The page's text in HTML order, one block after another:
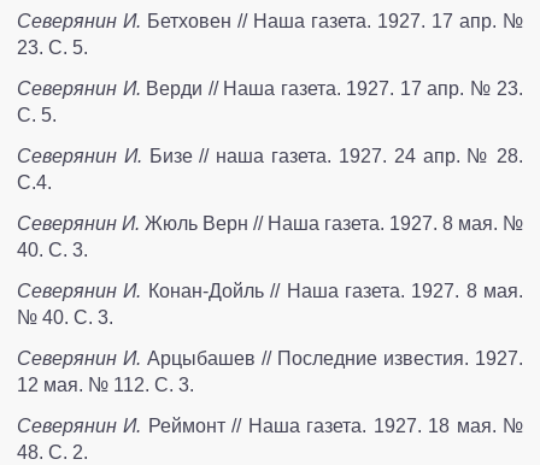
Северянин И. Бетховен // Наша газета. 1927. 17 апр. №
23. С. 5.
Северянин И. Верди // Наша газета. 1927. 17 апр. № 23.
С. 5.
Северянин И. Бизе // наша газета. 1927. 24 апр. № 28.
С.4.
Северянин И. Жюль Верн // Наша газета. 1927. 8 мая. №
40. С. 3.
Северянин И. Конан-Дойль // Наша газета. 1927. 8 мая.
№ 40. С. 3.
Северянин И. Арцыбашев // Последние известия. 1927.
12 мая. № 112. С. 3.
Северянин И. Реймонт // Наша газета. 1927. 18 мая. №
48. С. 2.